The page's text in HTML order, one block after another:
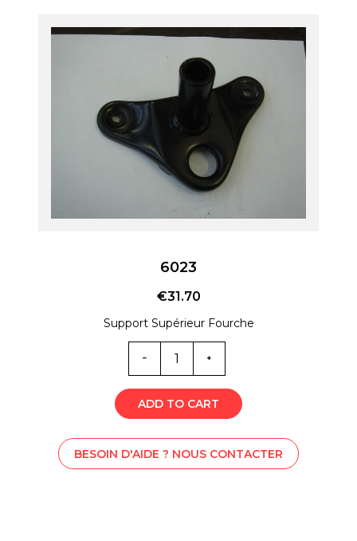
6023
€31.70
Support Supérieur Fourche
Quantité
6023
ADD TO CART
BESOIN D'AIDE ? NOUS CONTACTER